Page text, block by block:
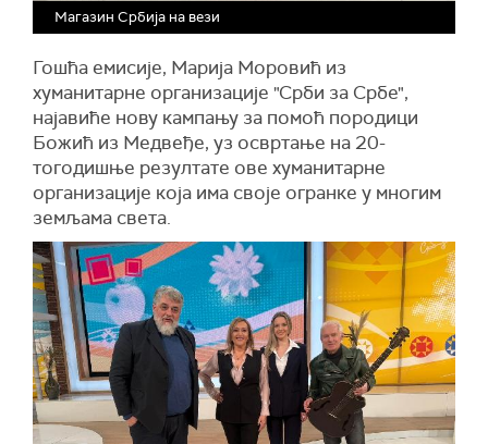
Магазин Србија на вези
Гошћа емисије, Марија Моровић из
хуманитарне организације "Срби за Србе",
најавиће нову кампању за помоћ породици
Божић из Медвеђе, уз освртање на 20-
тогодишње резултате ове хуманитарне
организације која има своје огранке у многим
земљама света.